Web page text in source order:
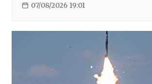
07/08/2026 19:01